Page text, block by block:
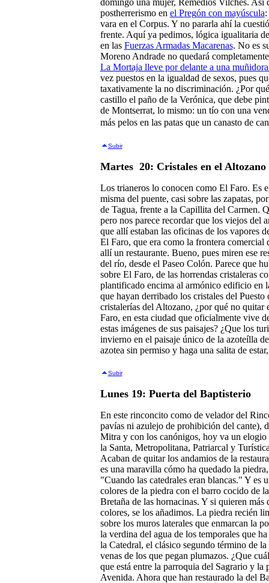
domingo una mujer, Remedios Vilches. Así
postherrerismo en el Pregón con mayúscula
vara en el Corpus. Y no pararla ahí la
frente. Aquí ya pedimos, lógica igualitaria
en las Fuerzas Armadas Macarenas. No es
Moreno Andrade no quedará
La Mortaja lleve por delante a una muñidor
vez puestos en la igualdad de sexos, pues
taxativamente la no discriminación. ¿Por
castillo el paño de la Verónica, que debe
de Montserrat, lo mismo: un tío con una
más pelos en las patas que un canasto de
Subir
Martes 20: Cristales en el Altozano
Los trianeros lo conocen como El Faro. Es
misma del puente, casi sobre las zapatas,
de Tagua, frente a la Capillita del Carmen.
pero nos parece recordar que los viejos del
que allí estaban las oficinas de los vapores
El Faro, que era como la frontera comercial
allí un restaurante. Bueno, pues miren ese
del río, desde el Paseo Colón. Parece que
sobre El Faro, de las horrendas cristaleras
plantificado encima al armónico edificio en
que hayan derribado los cristales del Puesto
cristalerías del Altozano, ¿por qué no quitar
Faro, en esta ciudad que oficialmente vive
estas imágenes de sus paisajes? ¿Que los
invierno en el paisaje único de la azoteílla
azotea sin permiso y haga una salita de
Subir
Lunes 19: Puerta del Baptisterio
En este rinconcito como de velador del
pavías ni azulejo de prohibición del cante),
Mitra y con los canónigos, hoy va un elogio
la Santa, Metropolitana, Patriarcal y
Acaban de quitar los andamios de la
es una maravilla cómo ha quedado la
"Cuando las catedrales eran blancas." Y es
colores de la piedra con el barro cocido de
Bretaña de las hornacinas. Y si quieren más
colores, se los añadimos. La piedra recién
sobre los muros laterales que enmarcan la
la verdina del agua de los temporales que
la Catedral, el clásico segundo término de
venas de los que pegan plumazos. ¿Que
que está entre la parroquia del Sagrario y
Avenida. Ahora que han restaurado la del